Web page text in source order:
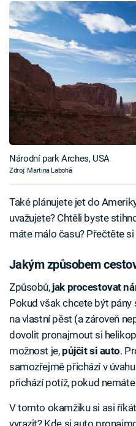
Národní park Arches, USA
Zdroj: Martina Labohá
Také plánujete jet do
uvažujete? Chtěli byste
máte málo času? Přečtěte
Jakým způsobem
Způsobů, jak procestovat
Pokud však chcete být pány
na vlastní pěst (a zároveň
dovolit pronajmout si
možnost je, půjčit si auto.
samozřejmě přichází v
přichází potíž, pokud
V tomto okamžiku si asi